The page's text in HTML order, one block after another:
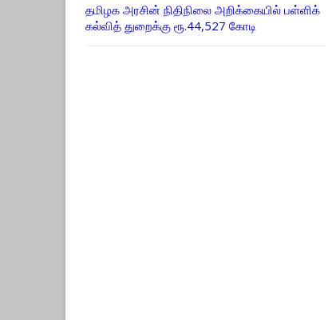
தமிழக அரசின் நிதிநிலை அறிக்கையில் பள்ளிக்
கல்வித் துறைக்கு ரூ.44,527 கோடி